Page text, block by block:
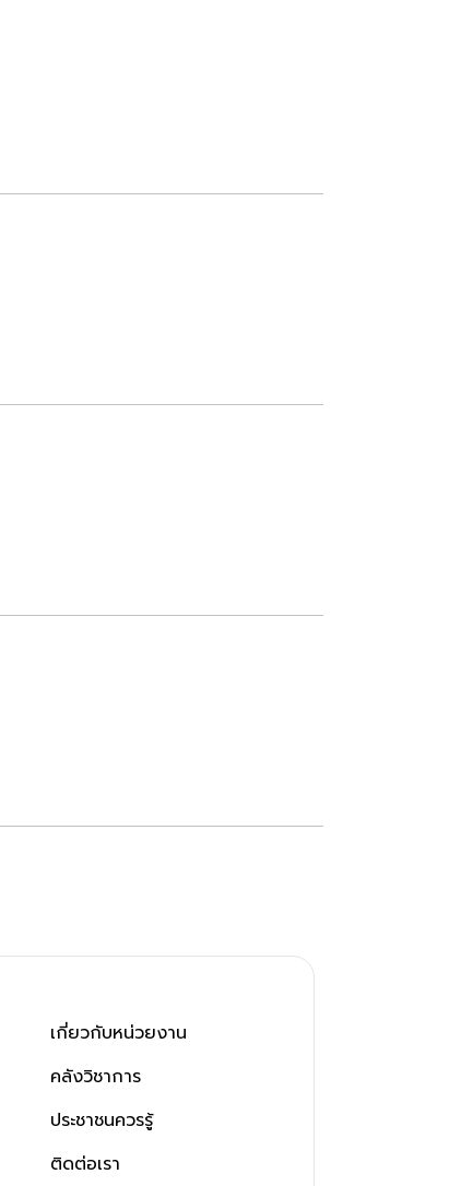
เกี่ยวกับหน่วยงาน
คลังวิชาการ
ประชาชนควรรู้
ติดต่อเรา